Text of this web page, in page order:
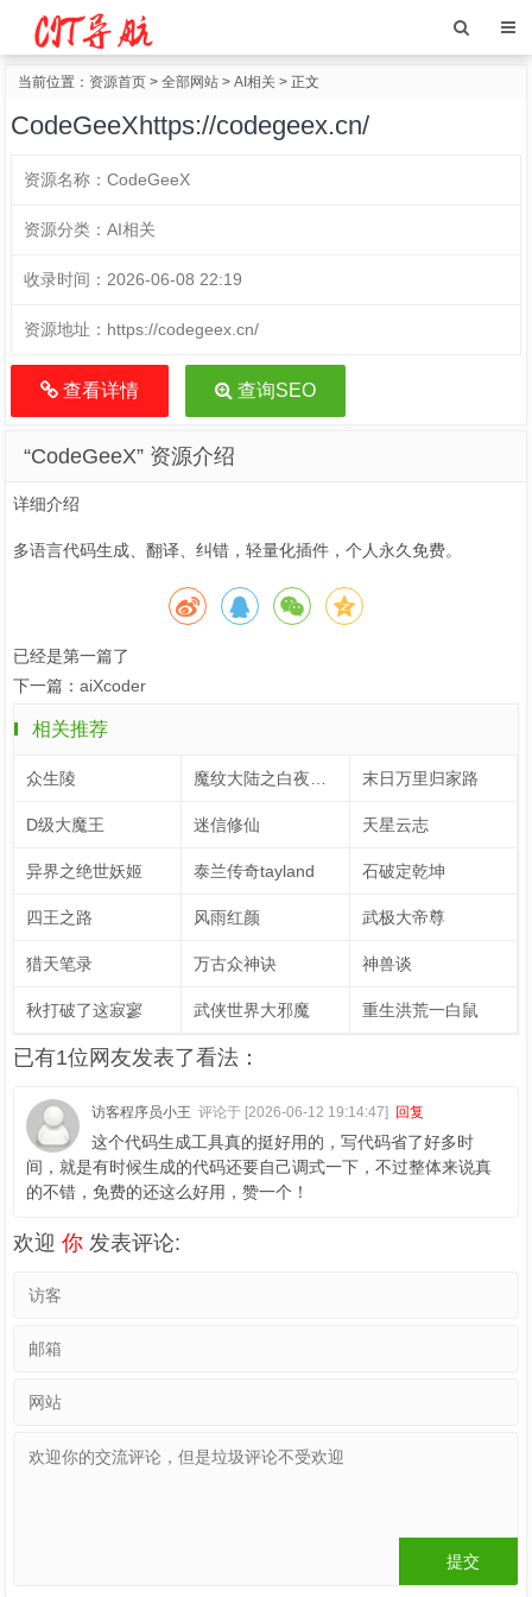
当前位置： 资源首页 > 全部网站 > AI相关 > 正文
CodeGeeXhttps://codegeex.cn/
资源名称： CodeGeeX
资源分类： AI相关
收录时间： 2026-06-08 22:19
资源地址： https://codegeex.cn/
查看详情 查询SEO
“CodeGeeX” 资源介绍
详细介绍
多语言代码生成、翻译、纠错，轻量化插件，个人永久免费。
已经是第一篇了
下一篇： aiXcoder
相关推荐
众生陵 末日万里归家路
D级大魔王 迷信修仙 天星云志
异界之绝世妖姬 泰兰传奇tayland 石破定乾坤
四王之路 风雨红颜 武极大帝尊
猎天笔录 万古众神诀 神兽谈
秋打破了这寂寥 武侠世界大邪魔 重生洪荒一白鼠
已有1位网友发表了看法：
访客程序员小王 评论于 [2026-06-12 19:14:47] 回复
这个代码生成工具真的挺好用的，写代码省了好多时
间，就是有时候生成的代码还要自己调式一下，不过整体来说真
的不错，免费的还这么好用，赞一个！
欢迎 你 发表评论: